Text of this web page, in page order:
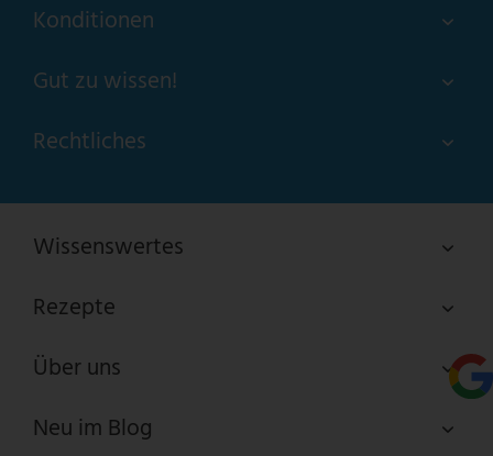
Konditionen
Gut zu wissen!
Rechtliches
Wissenswertes
Rezepte
Über uns
Neu im Blog